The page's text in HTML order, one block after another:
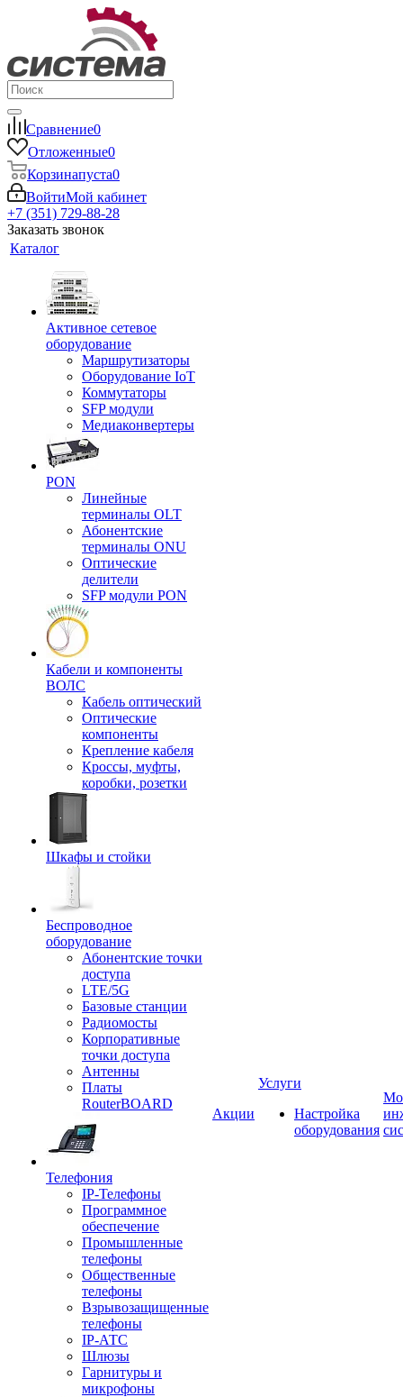
Сравнение0
Отложенные0
Корзинапуста0
ВойтиМой кабинет
+7 (351) 729-88-28
Заказать звонок
Каталог
Активное сетевое
оборудование
Маршрутизаторы
Оборудование IoT
Коммутаторы
SFP модули
Медиаконвертеры
PON
Линейные
терминалы OLT
Абонентские
терминалы ONU
Оптические
делители
SFP модули PON
Кабели и компоненты
ВОЛС
Кабель оптический
Оптические
компоненты
Крепление кабеля
Кроссы, муфты,
коробки, розетки
Шкафы и стойки
Беспроводное
оборудование
Абонентские точки
доступа
LTE/5G
Базовые станции
Радиомосты
Корпоративные
точки доступа
Антенны
Платы
RouterBOARD
Телефония
IP-Телефоны
Программное
обеспечение
Промышленные
телефоны
Общественные
телефоны
Взрывозащищенные
телефоны
IP-АТС
Шлюзы
Гарнитуры и
микрофоны
Акции
Услуги
Настройка
оборудования